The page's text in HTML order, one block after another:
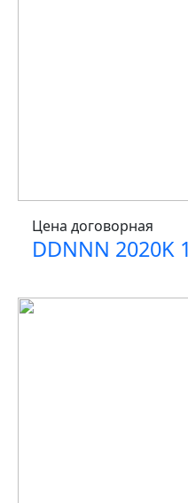
Цена договорная
DDNNN 2020K